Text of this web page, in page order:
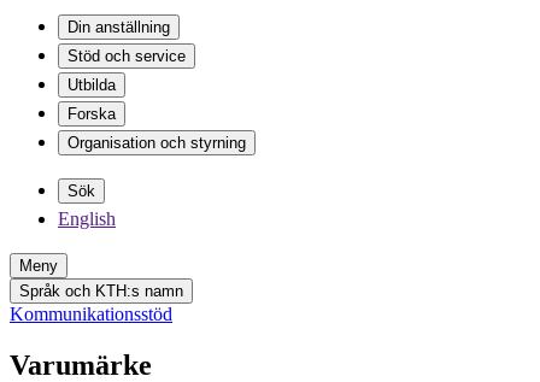
Din anställning
Stöd och service
Utbilda
Forska
Organisation och styrning
Sök
English
Meny
Språk och KTH:s namn
Kommunikationsstöd
Varumärke